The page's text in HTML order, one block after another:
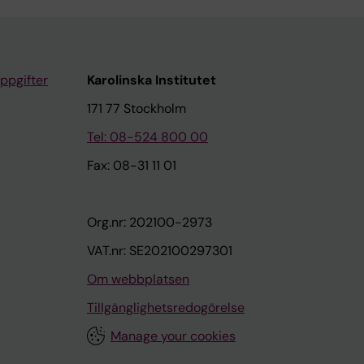
Karolinska Institutet
171 77 Stockholm
Tel: 08-524 800 00
Fax: 08-31 11 01
Org.nr: 202100-2973
VAT.nr: SE202100297301
Om webbplatsen
Tillgänglighetsredogörelse
Manage your cookies